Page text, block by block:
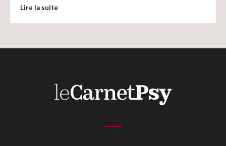
Mon compte
Lire la suite